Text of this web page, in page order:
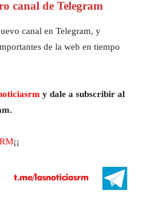
canal de Telegram
canal en Telegram, y
de la web en tiempo
y dale a subscribir al
¡¡